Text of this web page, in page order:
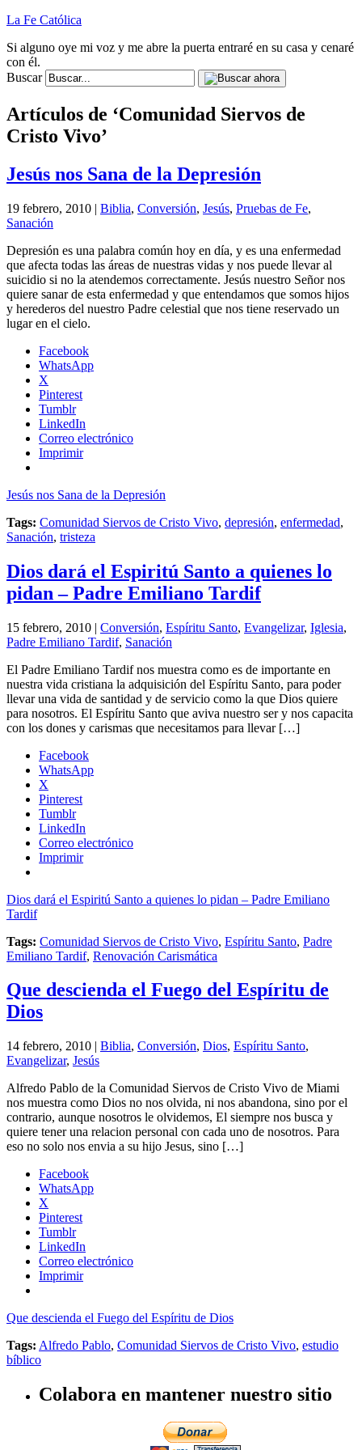
La Fe Católica
Si alguno oye mi voz y me abre la puerta entraré en su casa y cenaré
con él.
Buscar
Artículos de ‘Comunidad Siervos de
Cristo Vivo’
Jesús nos Sana de la Depresión
19 febrero, 2010 | Biblia, Conversión, Jesús, Pruebas de Fe,
Sanación
Depresión es una palabra común hoy en día, y es una enfermedad
que afecta todas las áreas de nuestras vidas y nos puede llevar al
suicidio si no la atendemos correctamente. Jesús nuestro Señor nos
quiere sanar de esta enfermedad y que entendamos que somos hijos
y herederos del nuestro Padre celestial que nos tiene reservado un
lugar en el cielo.
Facebook
WhatsApp
X
Pinterest
Tumblr
LinkedIn
Correo electrónico
Imprimir
Jesús nos Sana de la Depresión
Tags: Comunidad Siervos de Cristo Vivo, depresión, enfermedad,
Sanación, tristeza
Dios dará el Espiritú Santo a quienes lo
pidan – Padre Emiliano Tardif
15 febrero, 2010 | Conversión, Espíritu Santo, Evangelizar, Iglesia,
Padre Emiliano Tardif, Sanación
El Padre Emiliano Tardif nos muestra como es de importante en
nuestra vida cristiana la adquisición del Espíritu Santo, para poder
llevar una vida de santidad y de servicio como la que Dios quiere
para nosotros. El Espíritu Santo que aviva nuestro ser y nos capacita
con los dones y carismas que necesitamos para llevar […]
Facebook
WhatsApp
X
Pinterest
Tumblr
LinkedIn
Correo electrónico
Imprimir
Dios dará el Espiritú Santo a quienes lo pidan – Padre Emiliano
Tardif
Tags: Comunidad Siervos de Cristo Vivo, Espíritu Santo, Padre
Emiliano Tardif, Renovación Carismática
Que descienda el Fuego del Espíritu de
Dios
14 febrero, 2010 | Biblia, Conversión, Dios, Espíritu Santo,
Evangelizar, Jesús
Alfredo Pablo de la Comunidad Siervos de Cristo Vivo de Miami
nos muestra como Dios no nos olvida, ni nos abandona, sino por el
contrario, aunque nosotros le olvidemos, El siempre nos busca y
quiere tener una relacion personal con cada uno de nosotros. Para
eso no solo nos envia a su hijo Jesus, sino […]
Facebook
WhatsApp
X
Pinterest
Tumblr
LinkedIn
Correo electrónico
Imprimir
Que descienda el Fuego del Espíritu de Dios
Tags: Alfredo Pablo, Comunidad Siervos de Cristo Vivo, estudio
bíblico
Colabora en mantener nuestro sitio